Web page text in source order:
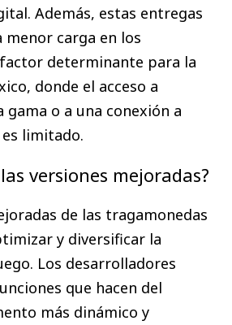
Además, estas entregas
menor carga en los
determinante para la
donde el acceso a
o a una conexión a
limitado.
versiones mejoradas?
de las tragamonedas
y diversificar la
Los desarrolladores
que hacen del
más dinámico y